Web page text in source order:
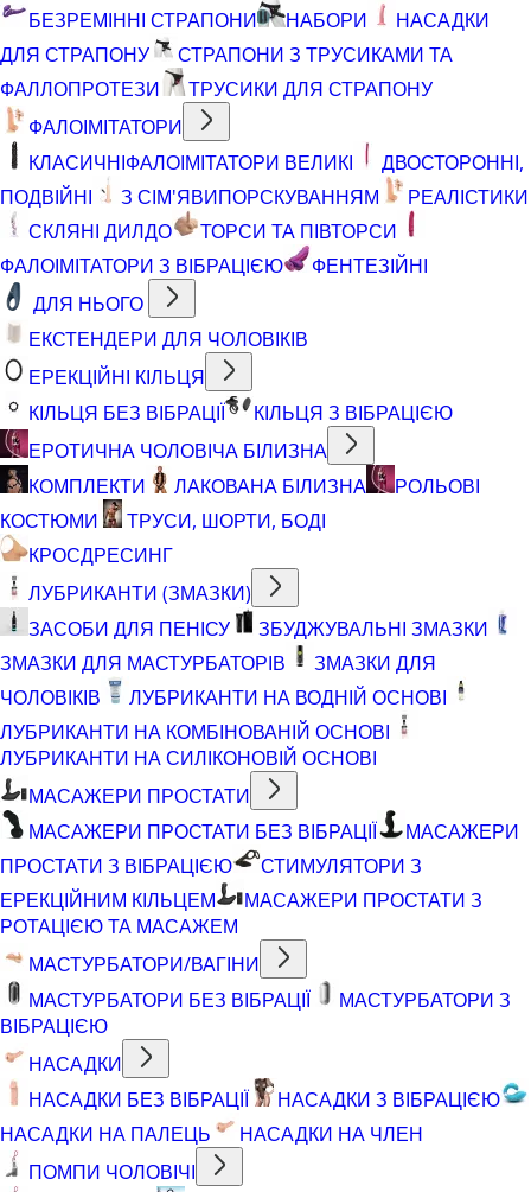
БЕЗРЕМІННІ СТРАПОНИ НАБОРИ
НАСАДКИ
ДЛЯ СТРАПОНУ
СТРАПОНИ З ТРУСИКАМИ ТА
ФАЛЛОПРОТЕЗИ
ТРУСИКИ ДЛЯ СТРАПОНУ
ФАЛОІМІТАТОРИ
КЛАСИЧНІФАЛОІМІТАТОРИ ВЕЛИКІ
ДВОСТОРОННІ,
ПОДВІЙНІ
З СІМ'ЯВИПОРСКУВАННЯМ
РЕАЛІСТИКИ
СКЛЯНІ ДИЛДО
ТОРСИ ТА ПІВТОРСИ
ФАЛОІМІТАТОРИ З ВІБРАЦІЄЮ
ФЕНТЕЗІЙНІ
ДЛЯ НЬОГО
ЕКСТЕНДЕРИ ДЛЯ ЧОЛОВІКІВ
ЕРЕКЦІЙНІ КІЛЬЦЯ
КІЛЬЦЯ БЕЗ ВІБРАЦІЇ
КІЛЬЦЯ З ВІБРАЦІЄЮ
ЕРОТИЧНА ЧОЛОВІЧА БІЛИЗНА
КОМПЛЕКТИ
ЛАКОВАНА БІЛИЗНА
РОЛЬОВІ
КОСТЮМИ
ТРУСИ, ШОРТИ, БОДІ
КРОСДРЕСИНГ
ЛУБРИКАНТИ (ЗМАЗКИ)
ЗАСОБИ ДЛЯ ПЕНІСУ
ЗБУДЖУВАЛЬНІ ЗМАЗКИ
ЗМАЗКИ ДЛЯ МАСТУРБАТОРІВ
ЗМАЗКИ ДЛЯ
ЧОЛОВІКІВ
ЛУБРИКАНТИ НА ВОДНІЙ ОСНОВІ
ЛУБРИКАНТИ НА КОМБІНОВАНІЙ ОСНОВІ
ЛУБРИКАНТИ НА СИЛІКОНОВІЙ ОСНОВІ
МАСАЖЕРИ ПРОСТАТИ
МАСАЖЕРИ ПРОСТАТИ БЕЗ ВІБРАЦІЇ
МАСАЖЕРИ
ПРОСТАТИ З ВІБРАЦІЄЮ
СТИМУЛЯТОРИ З
ЕРЕКЦІЙНИМ КІЛЬЦЕМ
МАСАЖЕРИ ПРОСТАТИ З
РОТАЦІЄЮ ТА МАСАЖЕМ
МАСТУРБАТОРИ/ВАГІНИ
МАСТУРБАТОРИ БЕЗ ВІБРАЦІЇ
МАСТУРБАТОРИ З
ВІБРАЦІЄЮ
НАСАДКИ
НАСАДКИ БЕЗ ВІБРАЦІЇ
НАСАДКИ З ВІБРАЦІЄЮ
НАСАДКИ НА ПАЛЕЦЬ
НАСАДКИ НА ЧЛЕН
ПОМПИ ЧОЛОВІЧІ